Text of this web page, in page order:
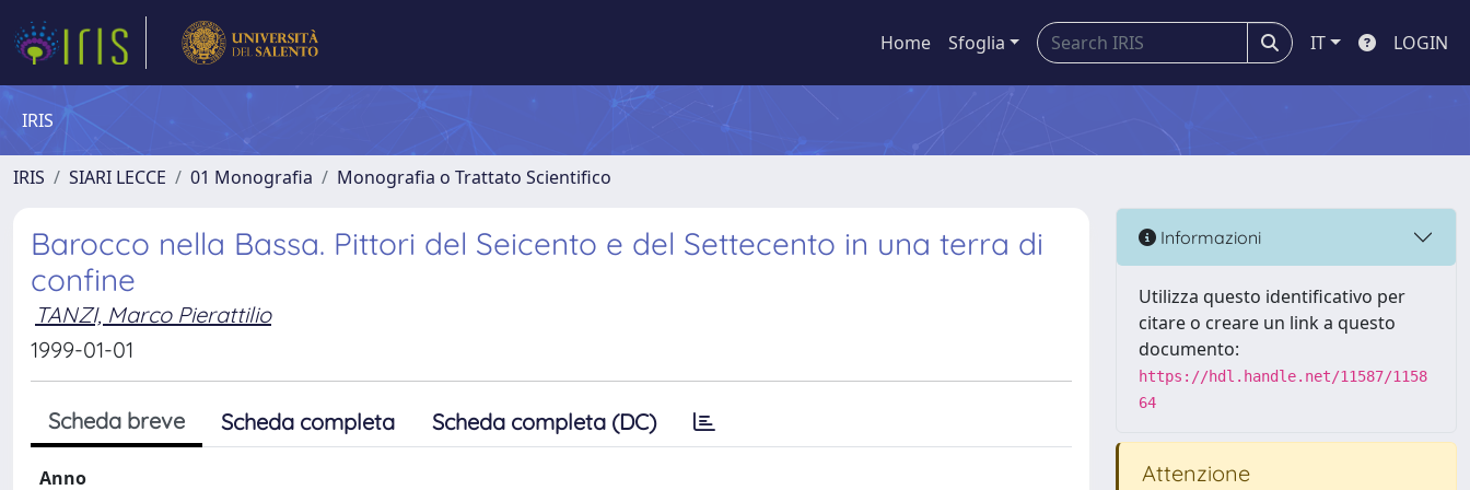
Home Sfoglia IT LOGIN
IRIS
IRIS SIARI LECCE 01 Monografia Monografia o Trattato Scientifico
Barocco nella Bassa. Pittori del Seicento e del Settecento in una terra di
confine
TANZI, Marco Pierattilio
1999-01-01
Scheda breve Scheda completa Scheda completa (DC)
Anno
Informazioni
Utilizza questo identificativo per
citare o creare un link a questo
documento:
https://hdl.handle.net/11587/1158
64
Attenzione